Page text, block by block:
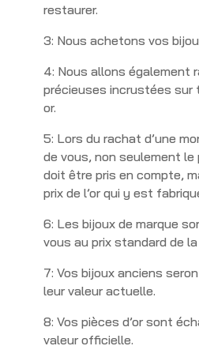
restaurer.
3: Nous achetons vos
4: Nous allons également
précieuses incrustées sur
or.
5: Lors du rachat d’une
de vous, non seulement le
doit être pris en compte,
prix de l’or qui y est
6: Les bijoux de marque
vous au prix standard de la
7: Vos bijoux anciens
leur valeur actuelle.
8: Vos pièces d’or sont
valeur officielle.